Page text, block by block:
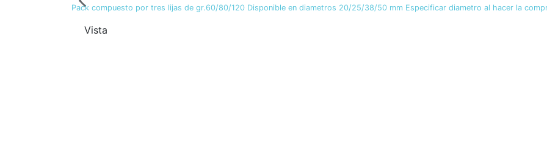
Pack compuesto por tres lijas de gr.60/80/120 Disponible en diametros 20/25/38/50 mm Especificar diametro al hacer la
Vista